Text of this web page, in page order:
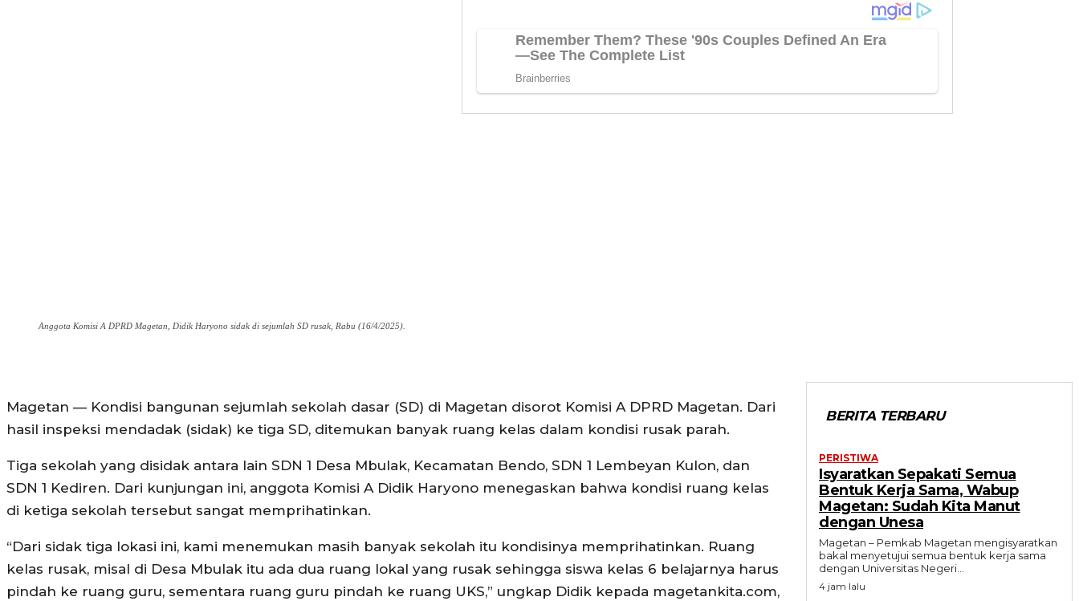
Anggota Komisi A DPRD Magetan, Didik Haryono sidak di sejumlah SD rusak, Rabu (16/4/2025).
Magetan — Kondisi bangunan sejumlah sekolah dasar (SD) di Magetan disorot Komisi A DPRD Magetan. Dari
hasil inspeksi mendadak (sidak) ke tiga SD, ditemukan banyak ruang kelas dalam kondisi rusak parah.
Tiga sekolah yang disidak antara lain SDN 1 Desa Mbulak, Kecamatan Bendo, SDN 1 Lembeyan Kulon, dan
SDN 1 Kediren. Dari kunjungan ini, anggota Komisi A Didik Haryono menegaskan bahwa kondisi ruang kelas
di ketiga sekolah tersebut sangat memprihatinkan.
“Dari sidak tiga lokasi ini, kami menemukan masih banyak sekolah itu kondisinya memprihatinkan. Ruang
kelas rusak, misal di Desa Mbulak itu ada dua ruang lokal yang rusak sehingga siswa kelas 6 belajarnya harus
pindah ke ruang guru, sementara ruang guru pindah ke ruang UKS,” ungkap Didik kepada magetankita.com,
BERITA TERBARU
PERISTIWA
Isyaratkan Sepakati Semua
Bentuk Kerja Sama, Wabup
Magetan: Sudah Kita Manut
dengan Unesa
Magetan – Pemkab Magetan mengisyaratkan
bakal menyetujui semua bentuk kerja sama
dengan Universitas Negeri...
4 jam lalu